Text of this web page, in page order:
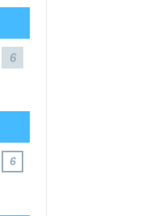
6
6